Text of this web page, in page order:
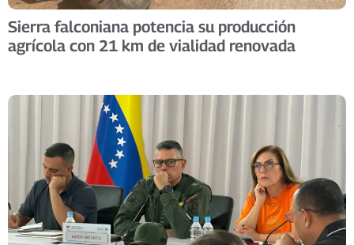
Sierra falconiana potencia su producción
agrícola con 21 km de vialidad renovada